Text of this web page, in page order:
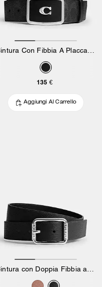
135 €
Aggiungi Al Carrello